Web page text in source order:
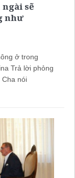
sẽ
như
ở trong
Trả lời phỏng
Cha nói